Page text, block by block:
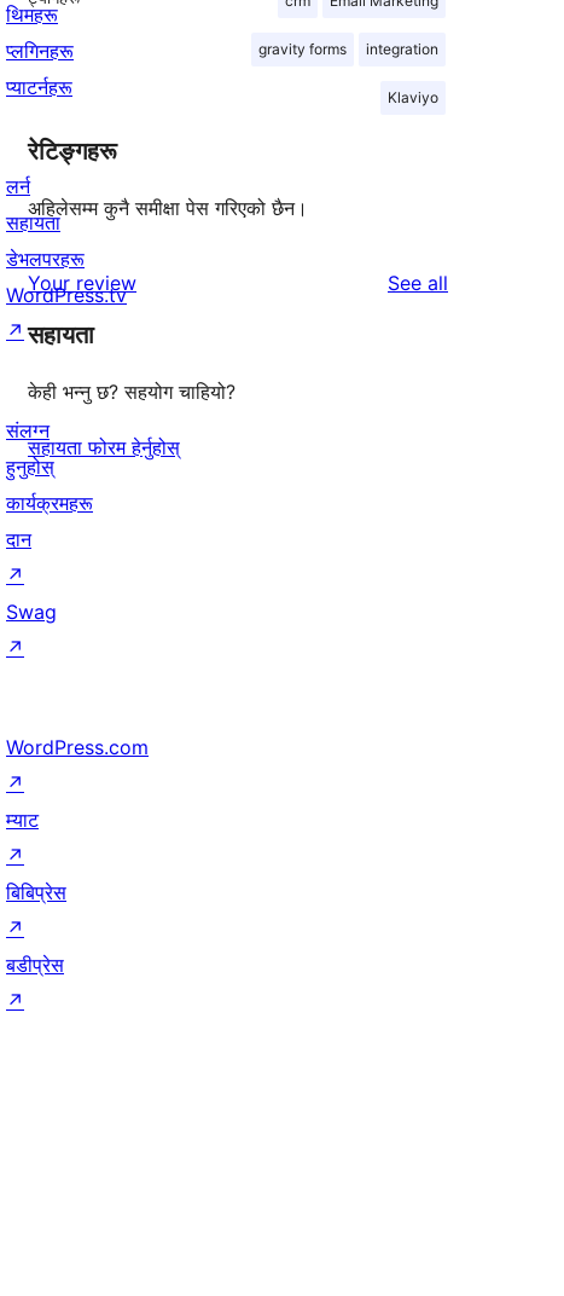
gravity forms integration
Klaviyo
रेटिङ्गहरू
अहिलेसम्म कुनै समीक्षा पेस गरिएको छैन।
Your review See all
सहायता
केही भन्नु छ? सहयोग चाहियो?
सहायता फोरम हेर्नुहोस्
थिमहरू
प्लगिनहरू
प्याटर्नहरू
लर्न
सहायता
डेभलपरहरू
WordPress.tv
↗
संलग्न
हुनुहोस्
कार्यक्रमहरू
दान
↗
Swag
↗
WordPress.com
↗
म्याट
↗
बिबिप्रेस
↗
बडीप्रेस
↗